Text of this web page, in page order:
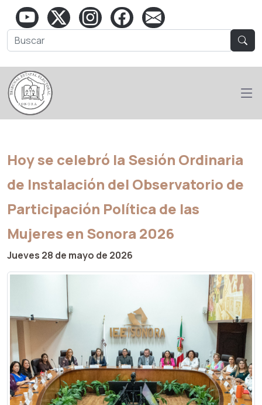
Hoy se celebró la Sesión Ordinaria
de Instalación del Observatorio de
Participación Política de las
Mujeres en Sonora 2026
Jueves 28 de mayo de 2026